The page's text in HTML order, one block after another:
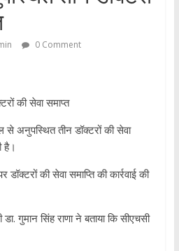
0 Comment
की सेवा समाप्त
से अनुपस्थित तीन डॉक्टरों की सेवा
है।
की सेवा समाप्ति की कार्रवाई की
गुमान सिंह राणा ने बताया कि सीएचसी